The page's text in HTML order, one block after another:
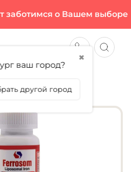
заботимся о Вашем выборе
КАПС
✖
ваш город?
другой город